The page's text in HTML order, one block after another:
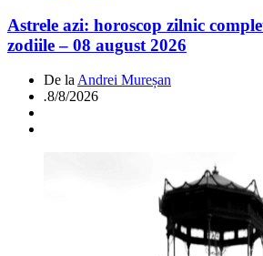
Astrele azi: horoscop zilnic
zodiile – 08 august 2026
De la Andrei Mureșan
.8/8/2026